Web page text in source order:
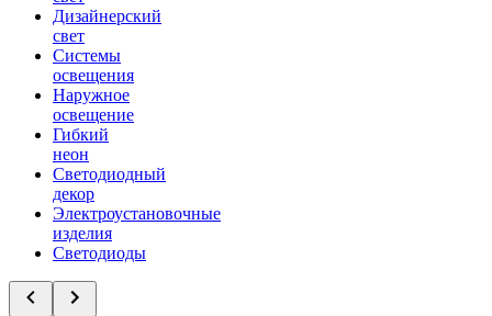
Дизайнерский
свет
Системы
освещения
Наружное
освещение
Гибкий
неон
Светодиодный
декор
Электроустановочные
изделия
Светодиоды